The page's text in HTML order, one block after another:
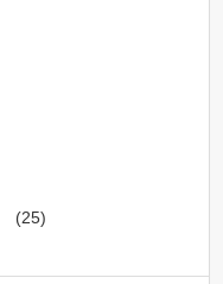
(25)